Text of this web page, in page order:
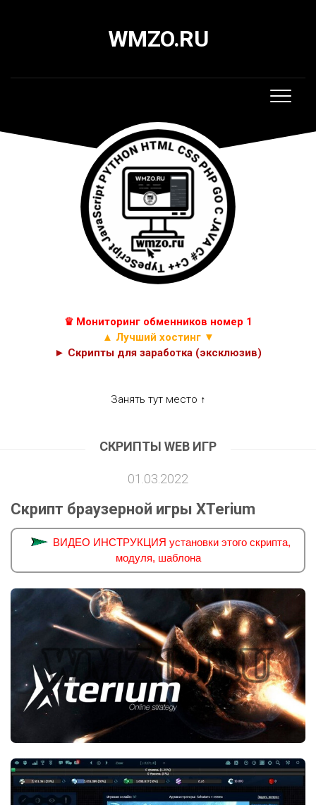
WMZO.RU
♛ Мониторинг обменников номер 1
▲ Лучший хостинг ▼
► Скрипты для заработка (эксклюзив)
Занять тут место ↑
СКРИПТЫ WEB ИГР
01.03.2022
Скрипт браузерной игры XTerium
ВИДЕО ИНСТРУКЦИЯ установки этого скрипта,
модуля, шаблона